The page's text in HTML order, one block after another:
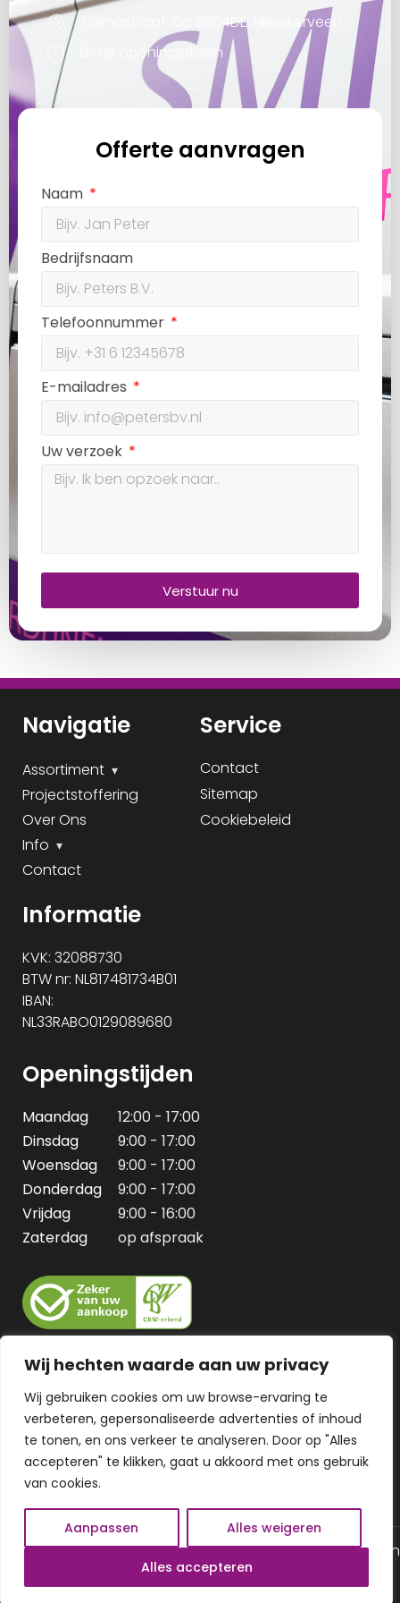
Wij hechten waarde aan uw privacy
Wij gebruiken cookies om uw browse-ervaring te
verbeteren, gepersonaliseerde advertenties of inhoud
te tonen, en ons verkeer te analyseren. Door op "Alles
accepteren" te klikken, gaat u akkoord met ons gebruik
van cookies.
Aanpassen Alles weigeren
Alles accepteren
Talmastraat 10a 3864DE, Nijkerkerveen
Bekijk openingstijden
Offerte aanvragen
Naam
Bedrijfsnaam
Telefoonnummer
E-mailadres
Uw verzoek
Verstuur nu
Navigatie
Assortiment
Projectstoffering
Over Ons
Info
Contact
Service
Contact
Sitemap
Cookiebeleid
Informatie
KVK: 32088730
BTW nr: NL817481734B01
IBAN:
NL33RABO0129089680
Openingstijden
Maandag
12:00 - 17:00
Dinsdag
9:00 - 17:00
Woensdag
9:00 - 17:00
Donderdag
9:00 - 17:00
Vrijdag
9:00 - 16:00
Zaterdag
op afspraak
© 2026 Alle rechten gereserveerdAlgemene voorwaarden
Privacy PolicyGemaakt door MHS Media